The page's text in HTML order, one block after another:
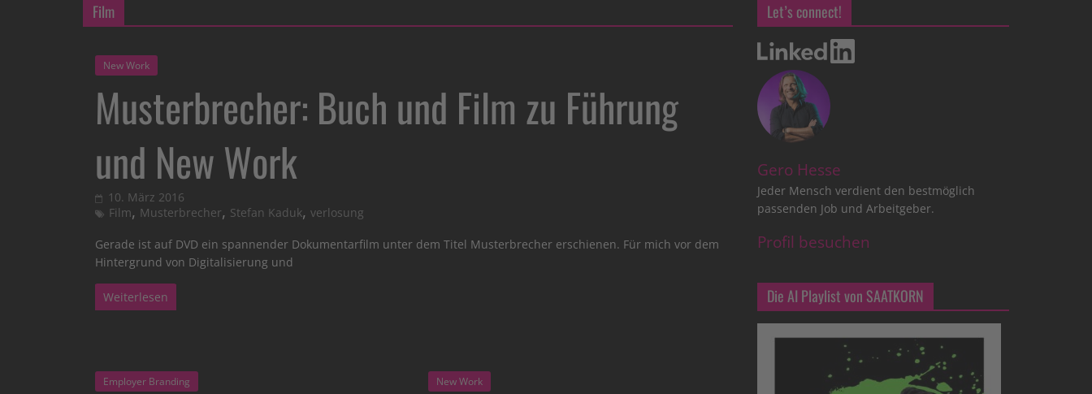
Film
New Work
Musterbrecher: Buch und Film zu Führung
und New Work
10. März 2016
Film, Musterbrecher, Stefan Kaduk, verlosung
Gerade ist auf DVD ein spannender Dokumentarfilm unter dem Titel Musterbrecher erschienen. Für mich vor dem
Hintergrund von Digitalisierung und
Weiterlesen
Employer Branding New Work
Let’s connect!
Gero Hesse
Jeder Mensch verdient den bestmöglich
passenden Job und Arbeitgeber.
Profil besuchen
Die AI Playlist von SAATKORN